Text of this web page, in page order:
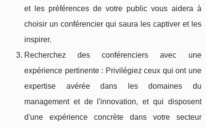
et les préférences de votre public vous aidera à
choisir un conférencier qui saura les captiver et les
inspirer.
Recherchez des conférenciers avec une
expérience pertinente : Privilégiez ceux qui ont une
expertise avérée dans les domaines du
management et de l'innovation, et qui disposent
d'une expérience concrète dans votre secteur